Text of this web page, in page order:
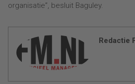
organisatie”, besluit Baguley.
Redactie